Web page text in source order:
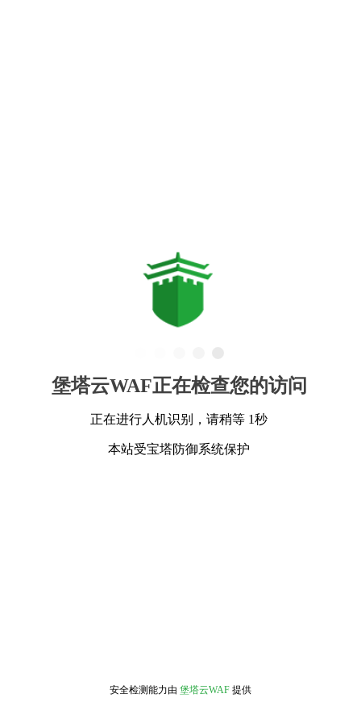
堡塔云WAF正在检查您的访问
正在进行人机识别，请稍等 1秒
本站受宝塔防御系统保护
安全检测能力由 堡塔云WAF 提供